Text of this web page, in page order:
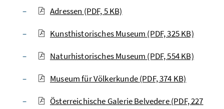
Adressen (PDF, 5 KB)
Kunsthistorisches Museum (PDF, 325 KB)
Naturhistorisches Museum (PDF, 554 KB)
Museum für Völkerkunde(PDF, 374 KB)
Österreichische Galerie Belvedere(PDF, 227